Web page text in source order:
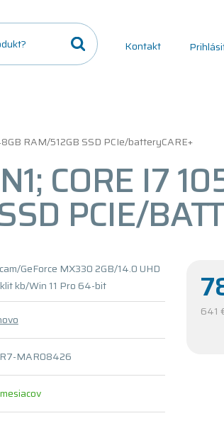
Kontakt
RAM/512GB SSD PCIe/batteryCARE+
CORE I7
PCIE/
641
GeForce MX330 2GB/14.0 UHD
kb/Win 11 Pro 64-bit
MAR08426